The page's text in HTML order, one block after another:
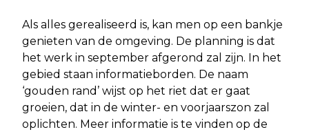
Als alles gerealiseerd is, kan men op een bankje
genieten van de omgeving. De planning is dat
het werk in september afgerond zal zijn. In het
gebied staan informatieborden. De naam
‘gouden rand’ wijst op het riet dat er gaat
groeien, dat in de winter- en voorjaarszon zal
oplichten. Meer informatie is te vinden op de